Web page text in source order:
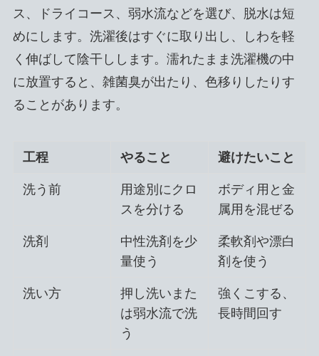
ス、ドライコース、弱水流などを選び、脱水は短
めにします。洗濯後はすぐに取り出し、しわを軽
く伸ばして陰干しします。濡れたまま洗濯機の中
に放置すると、雑菌臭が出たり、色移りしたりす
ることがあります。
工程 やること 避けたいこと
洗う前
用途別にクロ
スを分ける
ボディ用と金
属用を混ぜる
洗剤
中性洗剤を少
量使う
柔軟剤や漂白
剤を使う
洗い方
押し洗いまた
は弱水流で洗
う
強くこする、
長時間回す